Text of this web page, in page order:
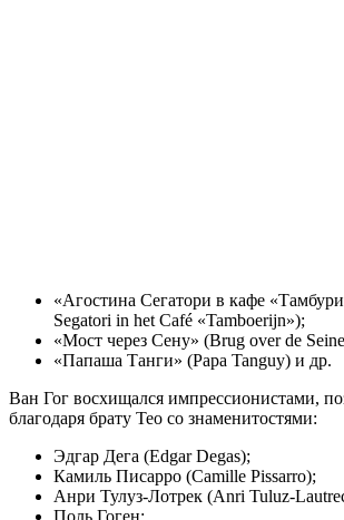
«Агостина Сегатори в кафе
Segatori in het Café «Tamboerijn»);
«Мост через Сену» (Brug over de
«Папаша Танги» (Papa Tanguy) и др.
Ван Гог восхищался импрессионистами,
благодаря брату Тео со знаменитостями:
Эдгар Дега (Edgar Degas);
Камиль Писарро (Camille Pissarro);
Анри Тулуз-Лотрек (Anri Tuluz-
Поль Гоген;